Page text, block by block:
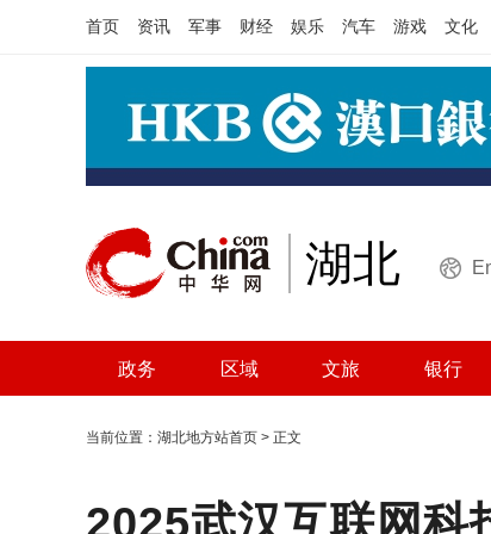
首页 资讯 军事 财经 娱乐 汽车 游戏 文化
湖北
政务 区域 文旅 银行
当前位置： 湖北地方站首页 > 正文
2025武汉互联网科